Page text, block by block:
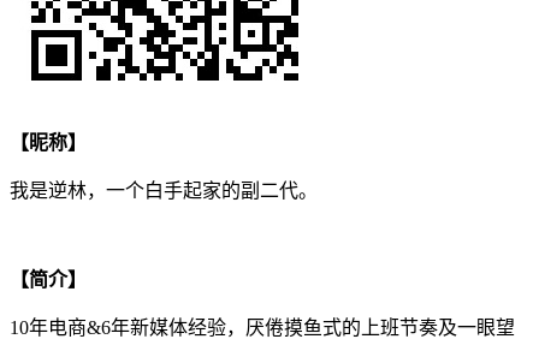
【昵称】
我是逆林，一个白手起家的副二代。
【简介】
10年电商&6年新媒体经验，厌倦摸鱼式的上班节奏及一眼望